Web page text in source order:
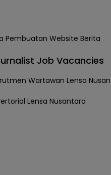
Job Vacancies